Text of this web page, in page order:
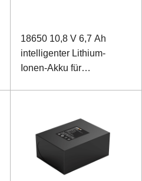
18650 10,8 V 6,7 Ah
intelligenter Lithium-
Ionen-Akku für